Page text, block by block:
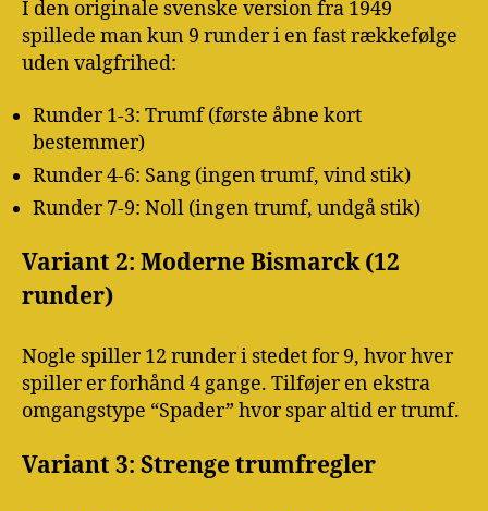
I den originale svenske version fra 1949
spillede man kun 9 runder i en fast rækkefølge
uden valgfrihed:
Runder 1-3: Trumf (første åbne kort
bestemmer)
Runder 4-6: Sang (ingen trumf, vind stik)
Runder 7-9: Noll (ingen trumf, undgå stik)
Variant 2: Moderne Bismarck (12
runder)
Nogle spiller 12 runder i stedet for 9, hvor hver
spiller er forhånd 4 gange. Tilføjer en ekstra
omgangstype “Spader” hvor spar altid er trumf.
Variant 3: Strenge trumfregler